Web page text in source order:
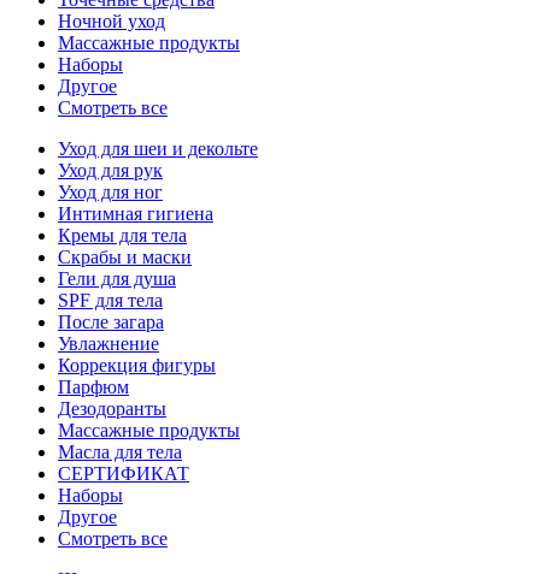
Ночной уход
Массажные продукты
Наборы
Другое
Смотреть все
Уход для шеи и декольте
Уход для рук
Уход для ног
Интимная гигиена
Кремы для тела
Скрабы и маски
Гели для душа
SPF для тела
После загара
Увлажнение
Коррекция фигуры
Парфюм
Дезодоранты
Массажные продукты
Масла для тела
СЕРТИФИКАТ
Наборы
Другое
Смотреть все